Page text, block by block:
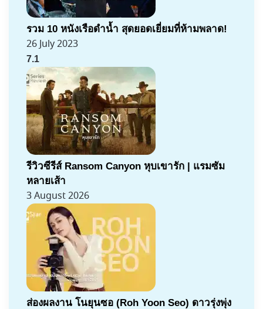
รวม 10 หนังเรือดำน้ำ สุดยอดเยี่ยมที่ห้ามพลาด!
26 July 2023
7.1
รีวิวซีรีส์ Ransom Canyon หุบเขารัก | แรมซัม
หลายเส้า
3 August 2026
ส่องผลงาน โนยุนซอ (Roh Yoon Seo) ดาวรุ่งพุ่ง